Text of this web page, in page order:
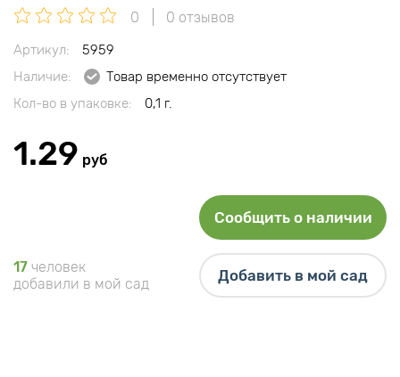
0 0 отзывов
Артикул:
5959
Наличие:
Товар временно отсутствует
Кол-во в упаковке:
0,1 г.
1.29 руб
Сообщить о наличии
17 человек
добавили в мой сад
Добавить в мой сад